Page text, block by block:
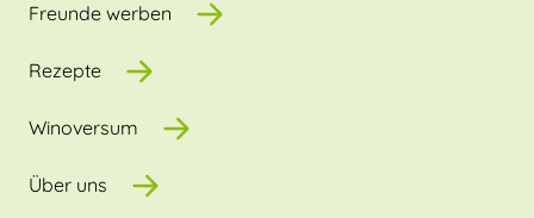
Freunde werben
Rezepte
Winoversum
Über uns